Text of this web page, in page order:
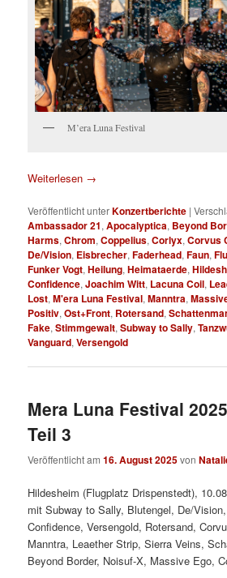
M’era Luna Festival
Weiterlesen →
Veröffentlicht unterKonzertberichte |
Ambassador 21,Apocalyptica, Beyond
Harms,Chrom,Coppelius,Corlyx,Corvus
De/Vision, Eisbrecher,Faderhead,Faun,
Funker Vogt,Heilung,Heimataerde,
Confidence,Joachim Witt, Lacuna Coil,
Lost,M'era Luna Festival,Manntra,
Positiv,Ost+Front, Rotersand,
Fake,Stimmgewalt,Subway to Sally,
Vanguard,Versengold
Mera Luna Festival
Teil 3
Veröffentlicht am16. August 2025von
Hildesheim (Flugplatz Drispenstedt),
mit Subway to Sally, Blutengel, De/
Confidence, Versengold, Rotersand,
Manntra, Leaether Strip, Sierra Veins,
Beyond Border, Noisuf-X, Massive Ego,